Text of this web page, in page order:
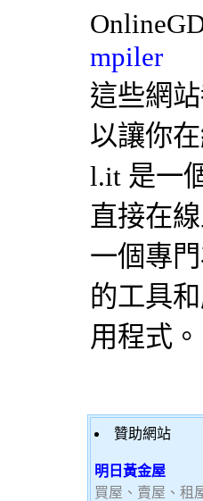
mpiler
這些網
以讓你
l.it 是一
直接在
一個專
的工具
用程式。
贊助網站
明日黃金屋
買屋、賣屋、租